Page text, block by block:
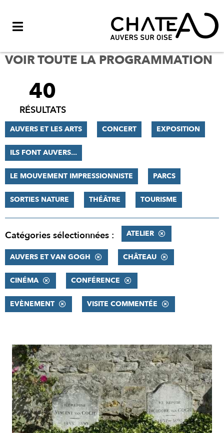
VOIR TOUTE LA PROGRAMMATION
FILTRER
RÉSULTATS
40
RÉSULTATS
AUVERS ET LES ARTS CONCERT EXPOSITION
ILS FONT AUVERS...
LE MOUVEMENT IMPRESSIONNISTE PARCS
SORTIES NATURE THÉÂTRE TOURISME
Catégories sélectionnées : ATELIER
AUVERS ET VAN GOGH CHÂTEAU
CINÉMA CONFÉRENCE
EVÈNEMENT VISITE COMMENTÉE
RÉSULTATS